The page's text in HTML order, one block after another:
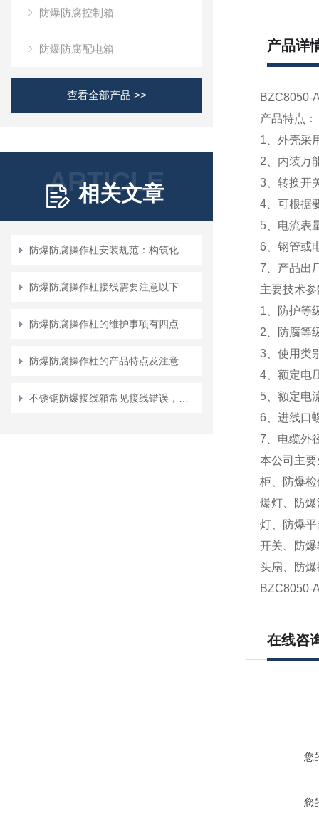
防爆防腐控制箱
防爆防腐配电箱
查看全部产品 >>
ARTICLE
相关文章
防爆防腐操作柱的维护事项有四点
产品详
BZC8050-
产品特点：
1、外壳采
2、内装万
3、转换开
4、可根据
5、电流表
6、钢管或
7、产品出
主要技术
1、防护等
2、防腐等
3、使用类
4、额定电
5、额定电
6、进线口
7、电缆外
本公司主
柜、防爆
爆灯、防
灯、防爆
开关、防
头扇、防
BZC8050-
在线咨
您
您